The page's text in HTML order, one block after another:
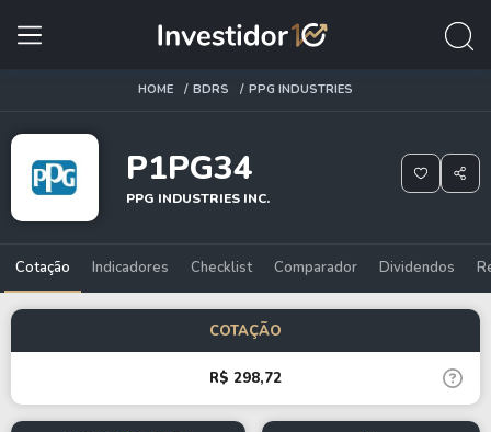
HOME BDRS PPG INDUSTRIES
P1PG34
PPG INDUSTRIES INC.
Cotação Indicadores Checklist Comparador Dividendos
COTAÇÃO
R$ 298,72